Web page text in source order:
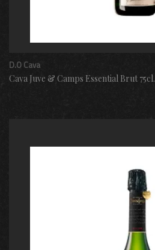
D.O Cava
Cava Juve & Camps Essential Brut 75cl.